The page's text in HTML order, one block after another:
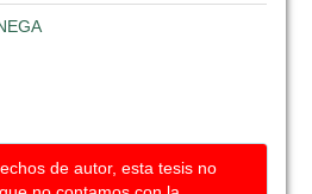
de autor, esta tesis no